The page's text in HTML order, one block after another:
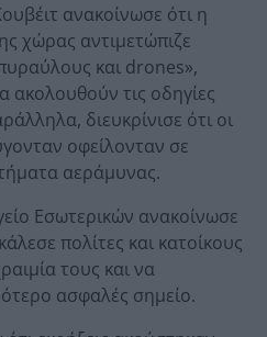
ανακοίνωσε ότι η
χώρας αντιμετώπιζε
και drones»,
ακολουθούν τις οδηγίες
διευκρίνισε ότι οι
οφείλονταν σε
αεράμυνας.
Εσωτερικών ανακοίνωσε
πολίτες και κατοίκους
τους και να
ασφαλές σημείο.